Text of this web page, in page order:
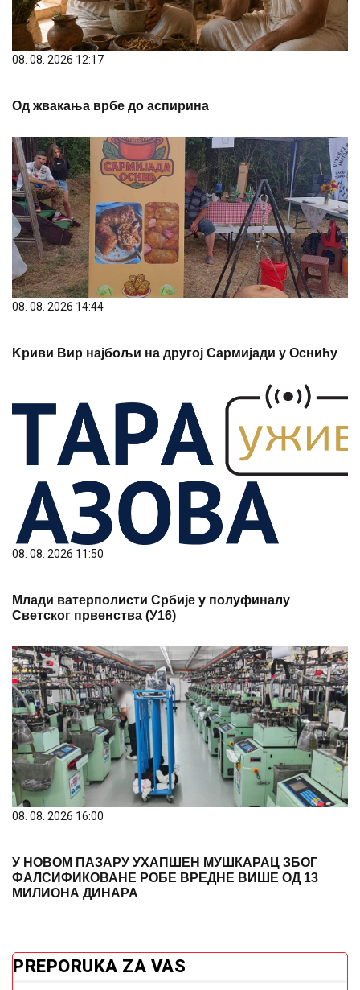
08. 08. 2026 12:17
Од жвакања врбе до аспирина
08. 08. 2026 14:44
Kриви Вир најбољи на другој Сармијади у Оснићу
08. 08. 2026 11:50
Млади ватерполисти Србије у полуфиналу
Светског првенства (У16)
08. 08. 2026 16:00
У НОВОМ ПАЗАРУ УХАПШЕН МУШКАРАЦ ЗБОГ
ФАЛСИФИКОВАНЕ РОБЕ ВРЕДНЕ ВИШЕ ОД 13
МИЛИОНА ДИНАРА
PREPORUKA ZA VAS